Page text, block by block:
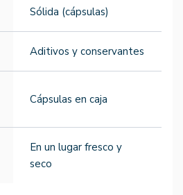
Sólida (cápsulas)
Aditivos y conservantes
Cápsulas en caja
En un lugar fresco y
seco